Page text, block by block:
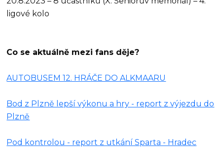
ligové kolo
Co se aktuálně mezi fans děje?
AUTOBUSEM 12. HRÁČE DO ALKMAARU
Bod z Plzně lepší výkonu a hry - report z výjezdu do
Plzně
Pod kontrolou - report z utkání Sparta - Hradec